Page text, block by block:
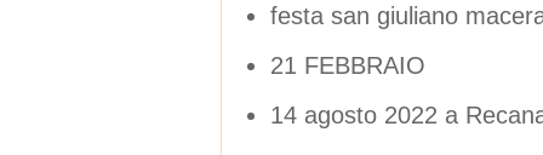
festa san giuliano
21 FEBBRAIO
14 agosto 2022 a